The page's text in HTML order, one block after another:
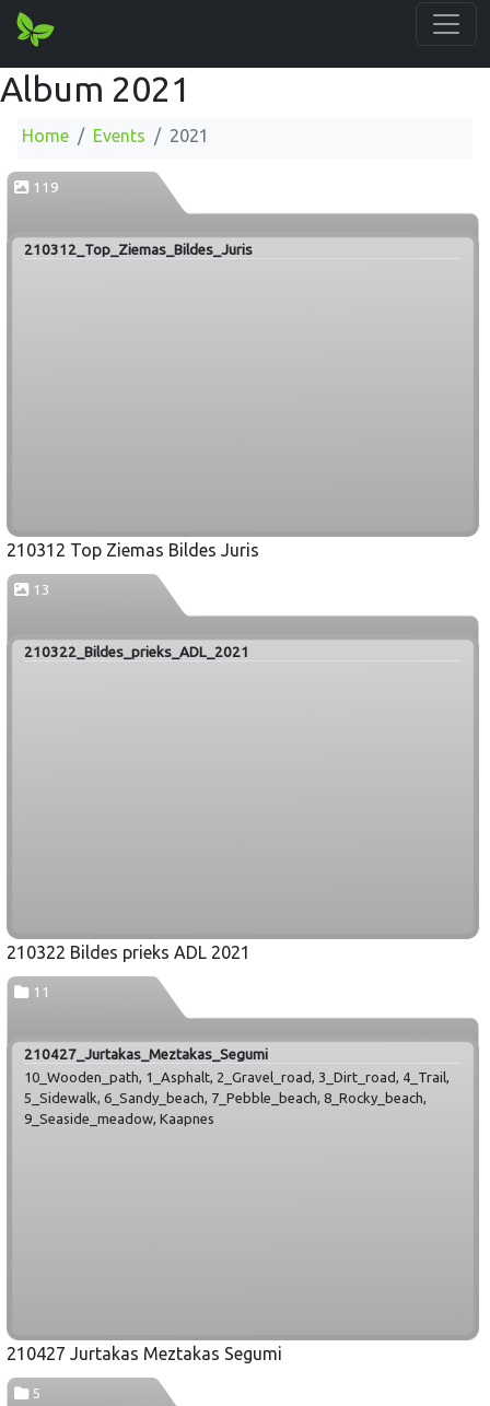
Album 2021
Home Events 2021
119
210312_Top_Ziemas_Bildes_Juris
210312 Top Ziemas Bildes Juris
13
210322_Bildes_prieks_ADL_2021
210322 Bildes prieks ADL 2021
11
210427_Jurtakas_Meztakas_Segumi
10_Wooden_path, 1_Asphalt, 2_Gravel_road, 3_Dirt_road, 4_Trail,
5_Sidewalk, 6_Sandy_beach, 7_Pebble_beach, 8_Rocky_beach,
9_Seaside_meadow, Kaapnes
210427 Jurtakas Meztakas Segumi
5